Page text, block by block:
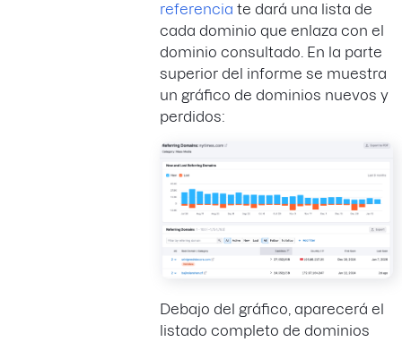
referencia te dará una lista de
cada dominio que enlaza con el
dominio consultado. En la parte
superior del informe se muestra
un gráfico de dominios nuevos y
perdidos:
Debajo del gráfico, aparecerá el
listado completo de dominios